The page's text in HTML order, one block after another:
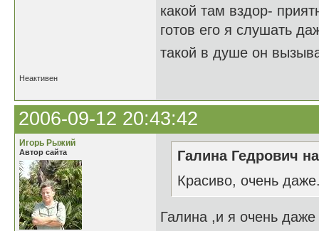
какой там вздор-
готов его я слушать
такой в душе он
Неактивен
2006-09-12 20:43:42
Игорь Рыжий
Автор сайта
Галина Гедрович
Красиво, очень
Галина ,и я очень